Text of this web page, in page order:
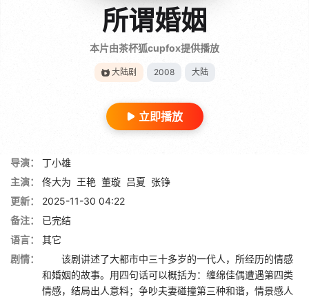
所谓婚姻
本片由茶杯狐cupfox提供播放
大陆剧 2008 大陆
立即播放
导演：
丁小雄
主演：
佟大为 王艳 董璇 吕夏 张铮
更新：
2025-11-30 04:22
备注：
已完结
语言：
其它
剧情：
该剧讲述了大都市中三十多岁的一代人，所经历的情感
和婚姻的故事。用四句话可以概括为：缠绵佳偶遭遇第四类
情感，结局出人意料；争吵夫妻碰撞第三种和谐，情景感人